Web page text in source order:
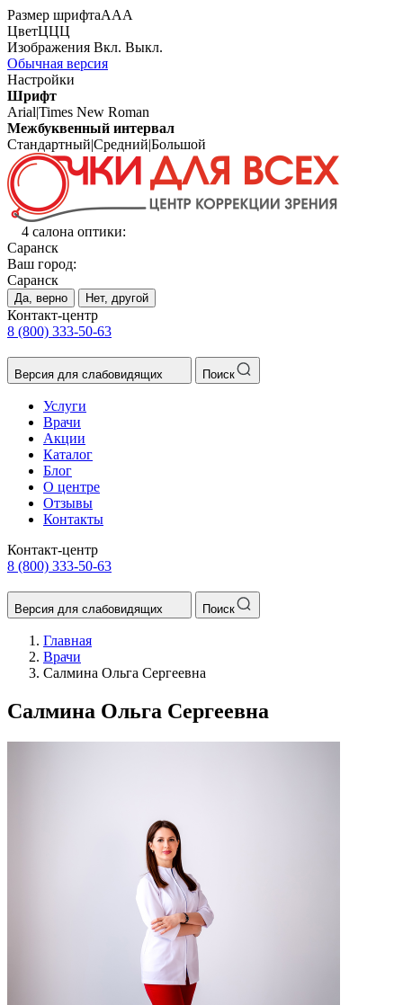
Размер шрифтаААА
ЦветЦЦЦ
Изображения Вкл. Выкл.
Обычная версия
Настройки
Шрифт
Arial|Times New Roman
Межбуквенный интервал
Стандартный|Средний|Большой
4 салона оптики:
Саранск
Ваш город:
Саранск
Да, верно Нет, другой
Контакт-центр
8 (800) 333-50-63
Версия для слабовидящих Поиск
Услуги
Врачи
Акции
Каталог
Блог
О центре
Отзывы
Контакты
Контакт-центр
8 (800) 333-50-63
Версия для слабовидящих Поиск
Главная
Врачи
Салмина Ольга Сергеевна
Салмина Ольга Сергеевна